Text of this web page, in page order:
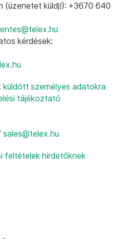
(üzenetet küldj!): +3670 640
kérdések:
személyes adatokra
tájékoztató
sales@telex.hu
feltételek hirdetőknek